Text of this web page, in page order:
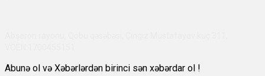
Abunə ol və Xəbərlərdən birinci sən xəbərdar ol !